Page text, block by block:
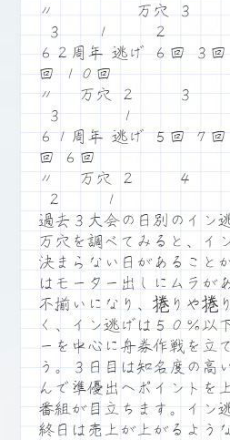
〃 万穴
３ １ ２
６２周年 逃げ ６回 ３
回 １０回
〃 万穴 ２
３ １
６１周年 逃げ ５回 ７
回 ６回
〃 万穴 ２
２ １
過去３大会の日別のイン
万穴を調べてみると、イ
決まらない日があること
はモーター出しにムラが
不揃いになり、捲りや捲
く、イン逃げは５０％以
ーを中心に舟券作戦を立
う。３日目は知名度の高
んで準優出へポイントを
番組が目立ちます。イン
終日は売上が上がるよう